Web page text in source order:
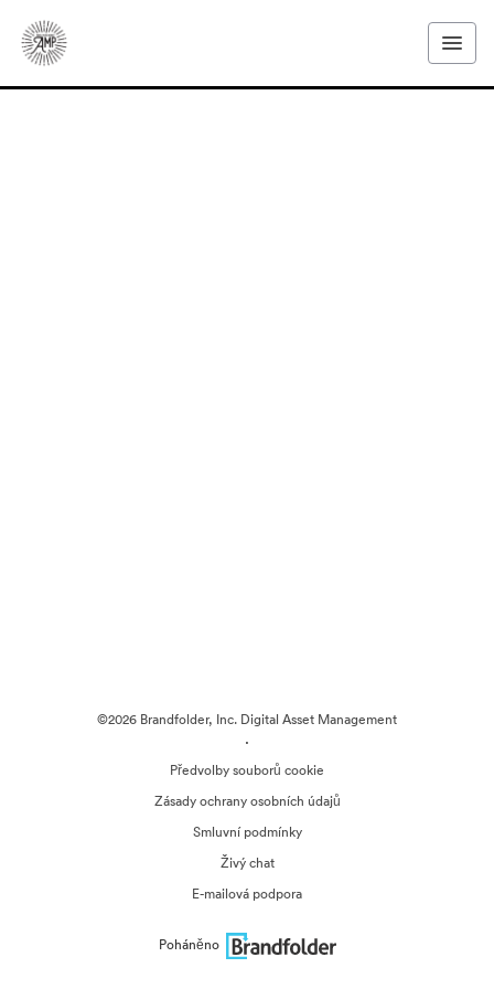
©2026 Brandfolder, Inc. Digital Asset Management
·
Předvolby souborů cookie
Zásady ochrany osobních údajů
Smluvní podmínky
Živý chat
E-mailová podpora
Poháněno